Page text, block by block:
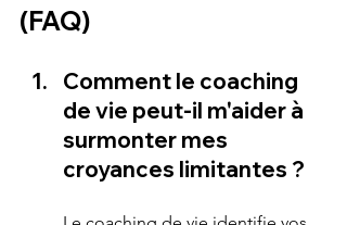
(FAQ)
Comment le coaching
de vie peut-il m'aider à
surmonter mes
croyances limitantes ?